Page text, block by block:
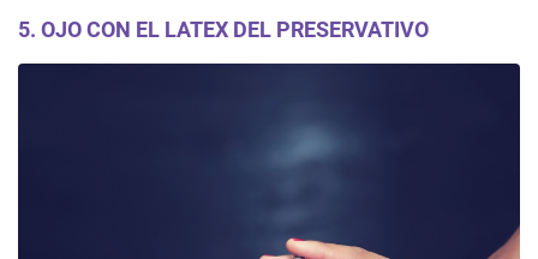
5. OJO CON EL LATEX DEL PRESERVATIVO